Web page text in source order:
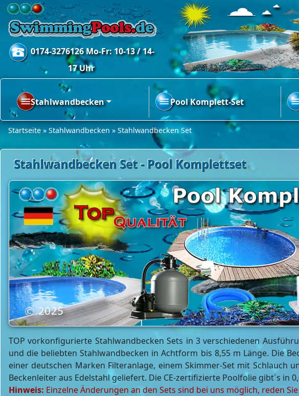
0174-3276126 Mo-Fr: 10-13 / 14-
17 Uhr
Stahlwandbecken Pool Komplett-Set
Startseite » Stahlwandbecken » Stahlwandbecken Set
Stahlwandbecken Set - Pool Komplettset
TOP vorkonfigurierte Stahlwandbecken Sets in 3 verschiedenen
und die beliebten Stahlwandbecken in Achtform bis 8,55 m Länge. Die
einer deutschen Marken Filteranlage, einem Skimmer-Set mit Schlauch
Beckenleiter aus Edelstahl geliefert. Die CE-zertifizierte Poolfolie gibt´s
Hinweis: Einzelne Änderungen an den Sets sind bei uns möglich, reden